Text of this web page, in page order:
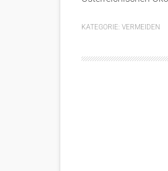
KATEGORIE: VERMEIDEN